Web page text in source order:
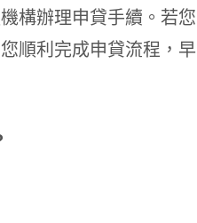
構辦理申貸手續。若您
順利完成申貸流程，早